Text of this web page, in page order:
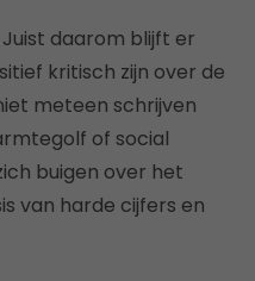
Juist daarom blijft er
kritisch zijn over de
meteen schrijven
of social
buigen over het
van harde cijfers en